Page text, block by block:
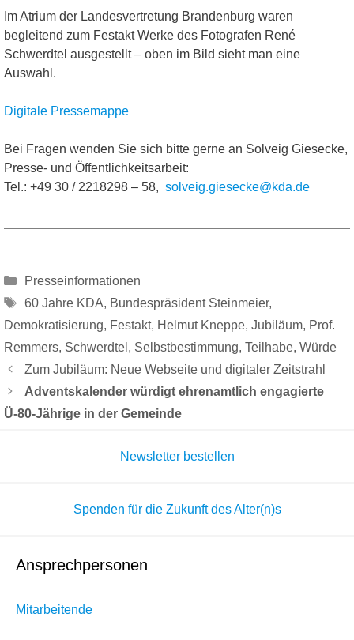
Im Atrium der Landesvertretung Brandenburg waren
begleitend zum Festakt Werke des Fotografen René
Schwerdtel ausgestellt – oben im Bild sieht man eine
Auswahl.
Digitale Pressemappe
Bei Fragen wenden Sie sich bitte gerne an Solveig Giesecke,
Presse- und Öffentlichkeitsarbeit:
Tel.: +49 30 / 2218298 – 58, solveig.giesecke@kda.de
Kategorien
Presseinformationen
Schlagwörter
60 Jahre KDA, Bundespräsident Steinmeier,
Demokratisierung, Festakt, Helmut Kneppe, Jubiläum, Prof.
Remmers, Schwerdtel , Selbstbestimmung, Teilhabe, Würde
Zum Jubiläum: Neue Webseite und digitaler Zeitstrahl
Adventskalender würdigt ehrenamtlich engagierte
Ü-80-Jährige in der Gemeinde
Newsletter bestellen
Spenden für die Zukunft des Alter(n)s
Ansprechpersonen
Mitarbeitende